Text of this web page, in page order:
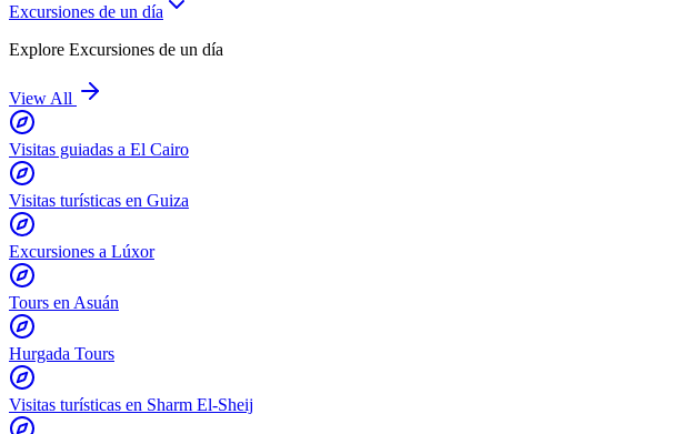
Excursiones de un día
Explore Excursiones de un día
View All
Visitas guiadas a El Cairo
Visitas turísticas en Guiza
Excursiones a Lúxor
Tours en Asuán
Hurgada Tours
Visitas turísticas en Sharm El-Sheij